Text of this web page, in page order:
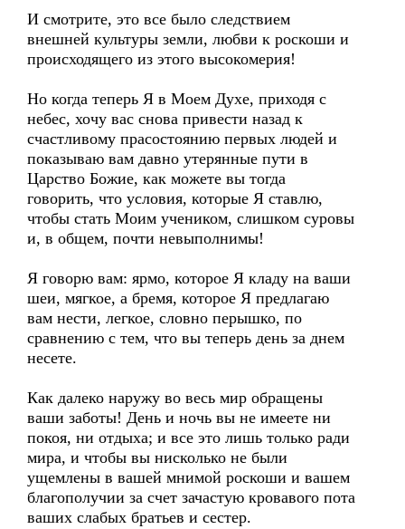
И смотрите, это все было следствием
внешней культуры земли, любви к роскоши и
происходящего из этого высокомерия!
Но когда теперь Я в Моем Духе, приходя с
небес, хочу вас снова привести назад к
счастливому прасостоянию первых людей и
показываю вам давно утерянные пути в
Царство Божие, как можете вы тогда
говорить, что условия, которые Я ставлю,
чтобы стать Моим учеником, слишком суровы
и, в общем, почти невыполнимы!
Я говорю вам: ярмо, которое Я кладу на ваши
шеи, мягкое, а бремя, которое Я предлагаю
вам нести, легкое, словно перышко, по
сравнению с тем, что вы теперь день за днем
несете.
Как далеко наружу во весь мир обращены
ваши заботы! День и ночь вы не имеете ни
покоя, ни отдыха; и все это лишь только ради
мира, и чтобы вы нисколько не были
ущемлены в вашей мнимой роскоши и вашем
благополучии за счет зачастую кровавого пота
ваших слабых братьев и сестер.